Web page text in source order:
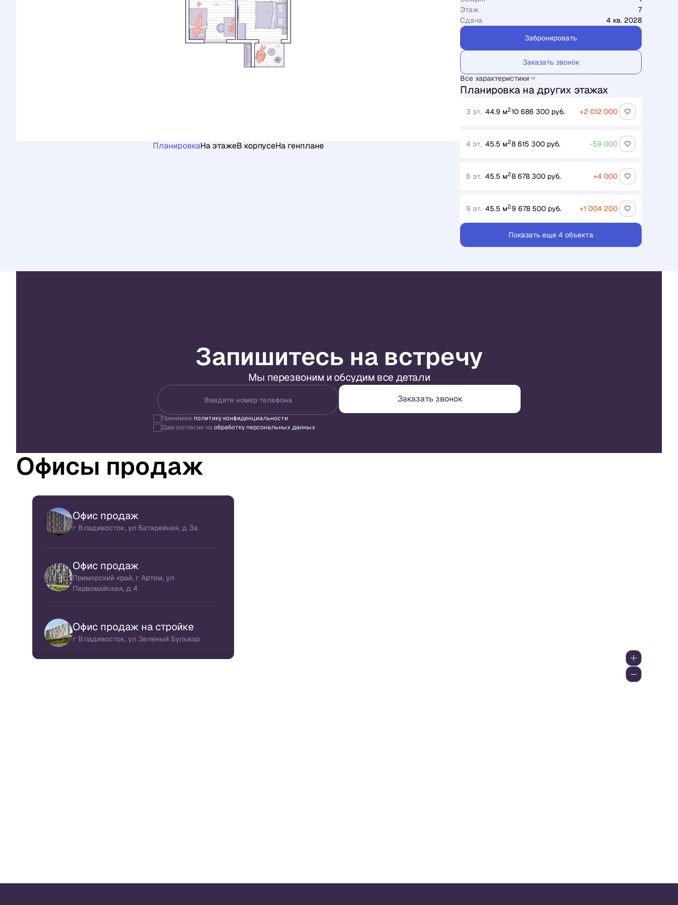
ПланировкаНа этажеВ корпусеНа генплане
Этаж
7
Сдача
4 кв. 2028
Забронировать
Заказать звонок
Все характеристики
Планировка на других этажах
3 эт. 44.9 м210 686 300 руб. +2 012 000
4 эт. 45.5 м28 615 300 руб. -59 000
6 эт. 45.5 м28 678 300 руб. +4 000
9 эт. 45.5 м29 678 500 руб. +1 004 200
Показать еще 4 объектa
Запишитесь на встречу
Мы перезвоним и обсудим все детали
Введите номер телефона Заказать звонок
Принимаю политику конфиденциальности
Даю согласие наобработку персональных данных
Офисы продаж
Офис продаж
г Владивосток, ул Батарейная, д 3а
Офис продаж
Приморский край, г Артем, ул
Первомайская, д 4
Офис продаж на стройке
г Владивосток, ул Зеленый Бульвар